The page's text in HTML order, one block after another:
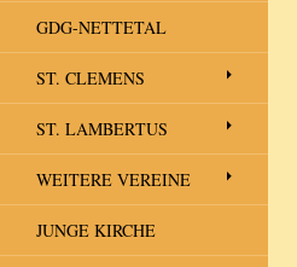
GDG-NETTETAL
ST. CLEMENS
ST. LAMBERTUS
WEITERE VEREINE
JUNGE KIRCHE